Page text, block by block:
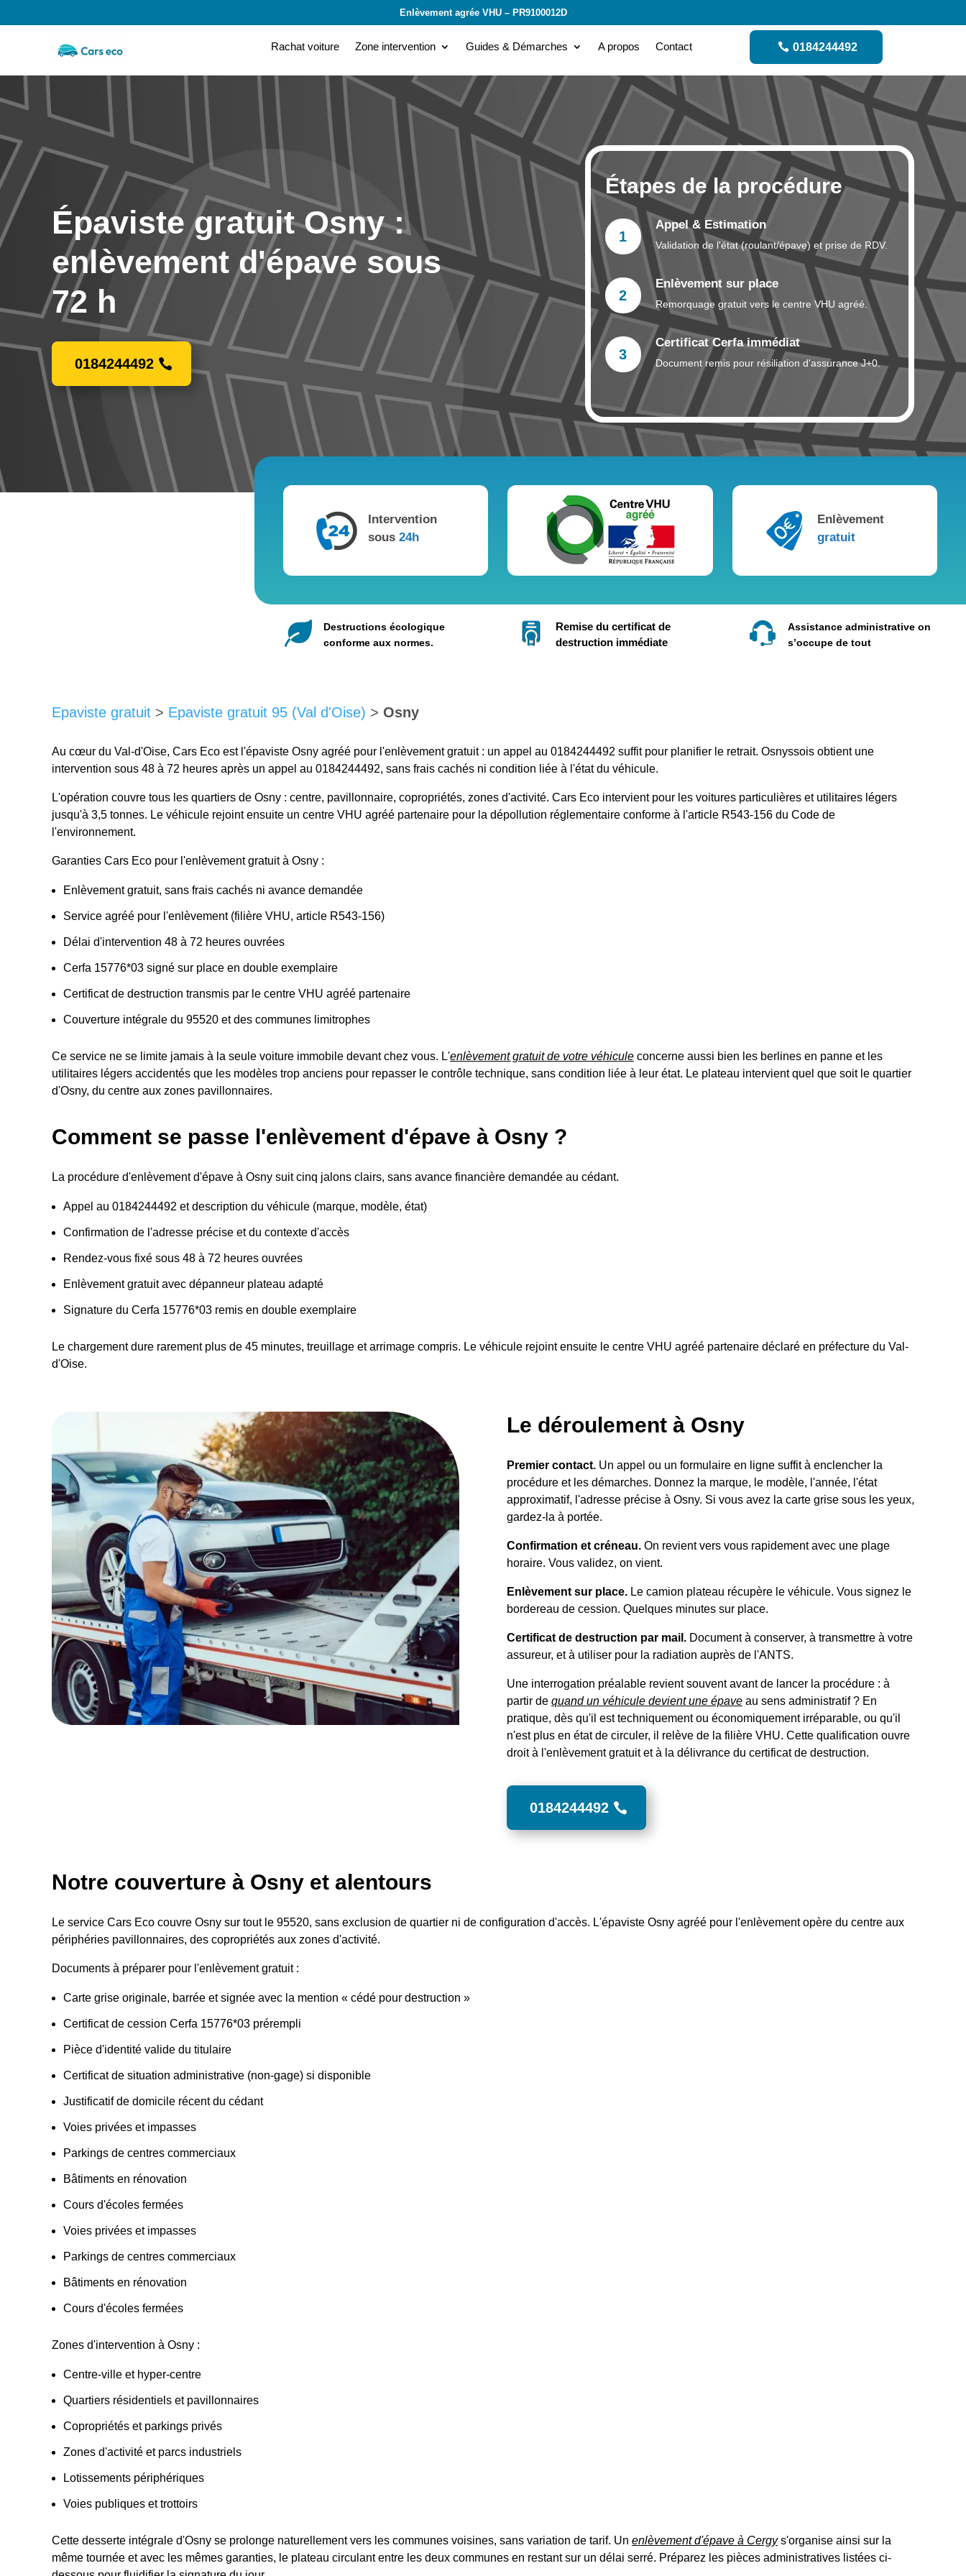
Enlèvement agrée VHU – PR9100012D
Rachat voiture Zone intervention Guides & Démarches A propos Contact 0184244492
Épaviste gratuit Osny :
enlèvement d'épave sous
72 h
0184244492
Étapes de la procédure
1
Appel & Estimation
Validation de l'état (roulant/épave) et prise de RDV.
2
Enlèvement sur place
Remorquage gratuit vers le centre VHU agréé.
3
Certificat Cerfa immédiat
Document remis pour résiliation d'assurance J+0.
Intervention
sous24h
Enlèvement
gratuit
Destructions écologique
conforme aux normes.
Remise du certificat de
destruction immédiate
Assistance administrative on
s’occupe de tout
Epaviste gratuit > Epaviste gratuit 95 (Val d'Oise) > Osny
Au cœur du Val-d'Oise, Cars Eco est l'épaviste Osny agréé pour l'enlèvement gratuit : un appel au 0184244492 suffit pour planifier le retrait. Osnyssois obtient une
intervention sous 48 à 72 heures après un appel au 0184244492, sans frais cachés ni condition liée à l'état du véhicule.
L'opération couvre tous les quartiers de Osny : centre, pavillonnaire, copropriétés, zones d'activité. Cars Eco intervient pour les voitures particulières et utilitaires légers
jusqu'à 3,5 tonnes. Le véhicule rejoint ensuite un centre VHU agréé partenaire pour la dépollution réglementaire conforme à l'article R543-156 du Code de
l'environnement.
Garanties Cars Eco pour l'enlèvement gratuit à Osny :
Enlèvement gratuit, sans frais cachés ni avance demandée
Service agréé pour l'enlèvement (filière VHU, article R543-156)
Délai d'intervention 48 à 72 heures ouvrées
Cerfa 15776*03 signé sur place en double exemplaire
Certificat de destruction transmis par le centre VHU agréé partenaire
Couverture intégrale du 95520 et des communes limitrophes
Ce service ne se limite jamais à la seule voiture immobile devant chez vous. L'enlèvement gratuit de votre véhicule concerne aussi bien les berlines en panne et les
utilitaires légers accidentés que les modèles trop anciens pour repasser le contrôle technique, sans condition liée à leur état. Le plateau intervient quel que soit le quartier
d'Osny, du centre aux zones pavillonnaires.
Comment se passe l'enlèvement d'épave à Osny ?
La procédure d'enlèvement d'épave à Osny suit cinq jalons clairs, sans avance financière demandée au cédant.
Appel au 0184244492 et description du véhicule (marque, modèle, état)
Confirmation de l'adresse précise et du contexte d'accès
Rendez-vous fixé sous 48 à 72 heures ouvrées
Enlèvement gratuit avec dépanneur plateau adapté
Signature du Cerfa 15776*03 remis en double exemplaire
Le chargement dure rarement plus de 45 minutes, treuillage et arrimage compris. Le véhicule rejoint ensuite le centre VHU agréé partenaire déclaré en préfecture du Val-
d'Oise.
Le déroulement à Osny
Premier contact. Un appel ou un formulaire en ligne suffit à enclencher la
procédure et les démarches. Donnez la marque, le modèle, l'année, l'état
approximatif, l'adresse précise à Osny. Si vous avez la carte grise sous les yeux,
gardez-la à portée.
Confirmation et créneau. On revient vers vous rapidement avec une plage
horaire. Vous validez, on vient.
Enlèvement sur place. Le camion plateau récupère le véhicule. Vous signez le
bordereau de cession. Quelques minutes sur place.
Certificat de destruction par mail. Document à conserver, à transmettre à votre
assureur, et à utiliser pour la radiation auprès de l'ANTS.
Une interrogation préalable revient souvent avant de lancer la procédure : à
partir de quand un véhicule devient une épave au sens administratif ? En
pratique, dès qu'il est techniquement ou économiquement irréparable, ou qu'il
n'est plus en état de circuler, il relève de la filière VHU. Cette qualification ouvre
droit à l'enlèvement gratuit et à la délivrance du certificat de destruction.
0184244492
Notre couverture à Osny et alentours
Le service Cars Eco couvre Osny sur tout le 95520, sans exclusion de quartier ni de configuration d'accès. L'épaviste Osny agréé pour l'enlèvement opère du centre aux
périphéries pavillonnaires, des copropriétés aux zones d'activité.
Documents à préparer pour l'enlèvement gratuit :
Carte grise originale, barrée et signée avec la mention « cédé pour destruction »
Certificat de cession Cerfa 15776*03 prérempli
Pièce d'identité valide du titulaire
Certificat de situation administrative (non-gage) si disponible
Justificatif de domicile récent du cédant
Voies privées et impasses
Parkings de centres commerciaux
Bâtiments en rénovation
Cours d'écoles fermées
Voies privées et impasses
Parkings de centres commerciaux
Bâtiments en rénovation
Cours d'écoles fermées
Zones d'intervention à Osny :
Centre-ville et hyper-centre
Quartiers résidentiels et pavillonnaires
Copropriétés et parkings privés
Zones d'activité et parcs industriels
Lotissements périphériques
Voies publiques et trottoirs
Cette desserte intégrale d'Osny se prolonge naturellement vers les communes voisines, sans variation de tarif. Un enlèvement d'épave à Cergys'organise ainsi sur la
même tournée et avec les mêmes garanties, le plateau circulant entre les deux communes en restant sur un délai serré. Préparez les pièces administratives listées ci-